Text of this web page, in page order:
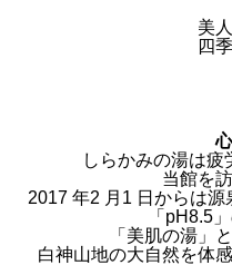
美
四
しらかみの湯は疲
当館を
2017 年2 月1 日からは源
「pH8.5
「美肌の湯」
白神山地の大自然を体